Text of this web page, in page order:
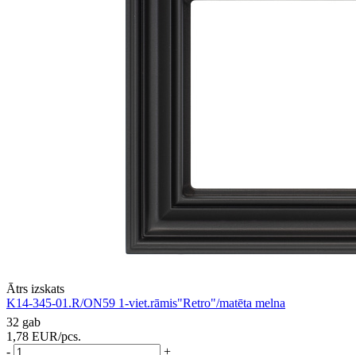
Ātrs izskats
K14-345-01.R/ON59 1-viet.rāmis"Retro"/matēta melna
32 gab
1,78 EUR/pcs.
-
+